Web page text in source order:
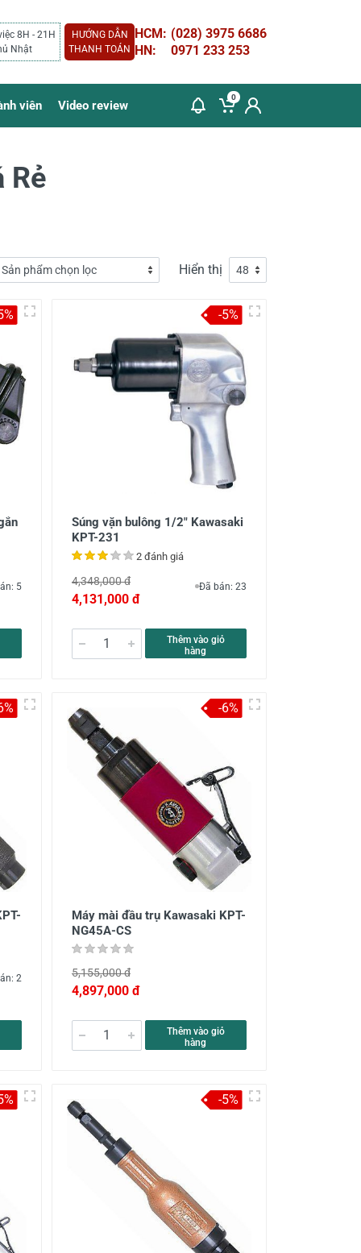
8H - 21H
Nhật
HƯỚNG DẪN
THANH TOÁN
HCM: (028) 3975 6686
HN:
0971 233 253
viên Video review
0
Rẻ
Hiển thị
5
Súng vặn bulông 1/2" Kawasaki
KPT-231
2 đánh giá
4,348,000 đ
4,131,000 đ
Đã bán: 23
Thêm vào giỏ
hàng
-5%
2
Máy mài đầu trụ Kawasaki KPT-
NG45A-CS
5,155,000 đ
4,897,000 đ
Thêm vào giỏ
hàng
-6%
-5%